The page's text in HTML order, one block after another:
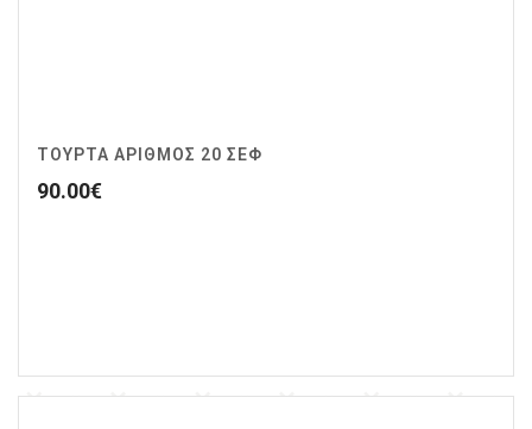
ΤΟΥΡΤΑ ΑΡΙΘΜΟΣ 20 ΣΕΦ
90.00€